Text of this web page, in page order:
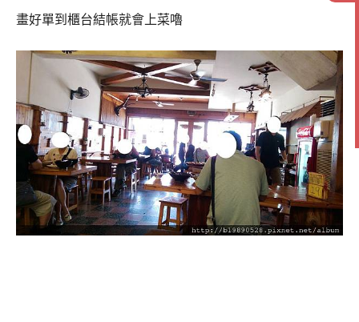
畫好單到櫃台結帳就會上菜嚕